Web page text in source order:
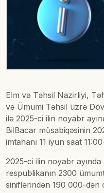
Elm və Təhsil Nazirliyi,
və Ümumi Təhsil üzrə
ilə 2025-ci ilin noyabr
BilBacar müsabiqəsinin
imtahanı 11 iyun saat
2025-ci ilin noyabr
respublikanın 2300
siniflərindən 190 000-dən